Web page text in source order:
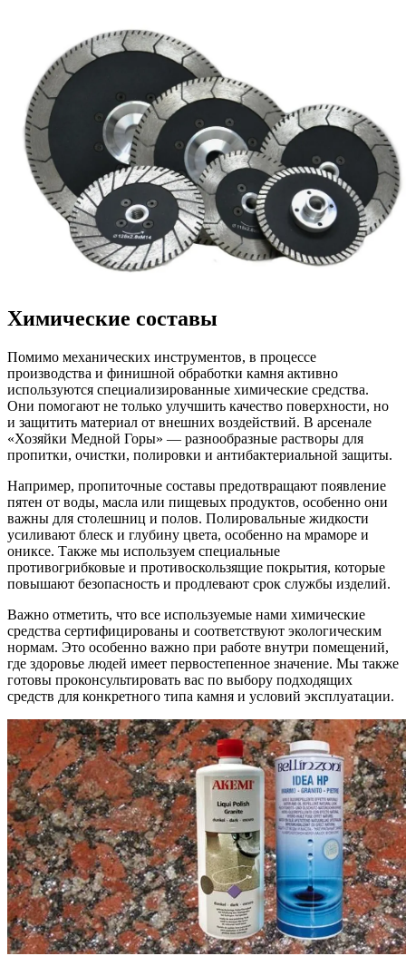
Химические составы
Помимо механических инструментов, в процессе
производства и финишной обработки камня активно
используются специализированные химические средства.
Они помогают не только улучшить качество поверхности, но
и защитить материал от внешних воздействий. В арсенале
«Хозяйки Медной Горы» — разнообразные растворы для
пропитки, очистки, полировки и антибактериальной защиты.
Например, пропиточные составы предотвращают появление
пятен от воды, масла или пищевых продуктов, особенно они
важны для столешниц и полов. Полировальные жидкости
усиливают блеск и глубину цвета, особенно на мраморе и
ониксе. Также мы используем специальные
противогрибковые и противоскользящие покрытия, которые
повышают безопасность и продлевают срок службы изделий.
Важно отметить, что все используемые нами химические
средства сертифицированы и соответствуют экологическим
нормам. Это особенно важно при работе внутри помещений,
где здоровье людей имеет первостепенное значение. Мы также
готовы проконсультировать вас по выбору подходящих
средств для конкретного типа камня и условий эксплуатации.